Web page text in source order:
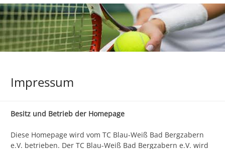
Impressum
Besitz und Betrieb der Homepage
Diese Homepage wird vom TC Blau-Weiß Bad Bergzabern
e.V. betrieben. Der TC Blau-Weiß Bad Bergzabern e.V. wird